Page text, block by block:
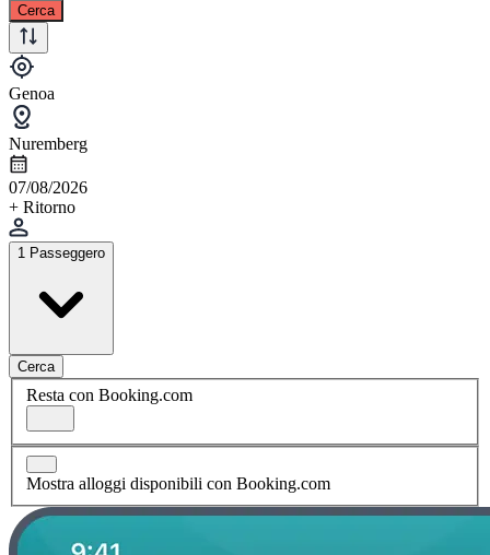
Cerca
Genoa
Nuremberg
07/08/2026
+ Ritorno
1 Passeggero
Cerca
Resta con Booking.com
Mostra alloggi disponibili con Booking.com